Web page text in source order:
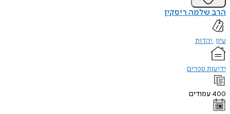
הרב שלמה ריסקין
עיון יהדות
ידיעות ספרים
400 עמודים